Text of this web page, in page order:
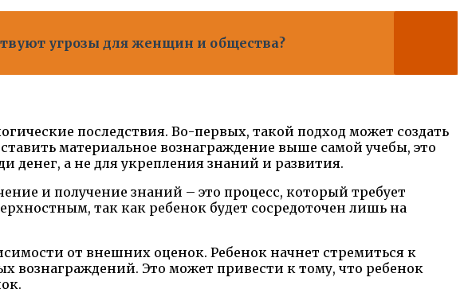
угрозы для женщин и общества?
последствия. Во-первых, такой подход может создать
материальное вознаграждение выше самой учебы, это
денег, а не для укрепления знаний и развития.
и получение знаний – это процесс, который требует
так как ребенок будет сосредоточен лишь на
от внешних оценок. Ребенок начнет стремиться к
вознаграждений. Это может привести к тому, что ребенок